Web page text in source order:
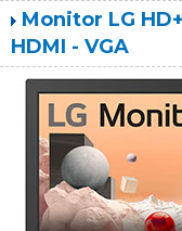
Monitor LG
HDMI - VGA